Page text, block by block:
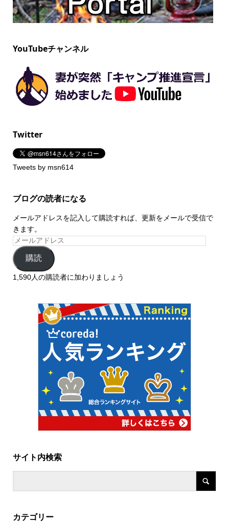
YouTubeチャンネル
Twitter
Tweets by msn614
ブログの読者になる
メールアドレスを記入して購読すれば、更新をメールで受信で
きます。
購読
1,590人の購読者に加わりましょう
サイト内検索
カテゴリー